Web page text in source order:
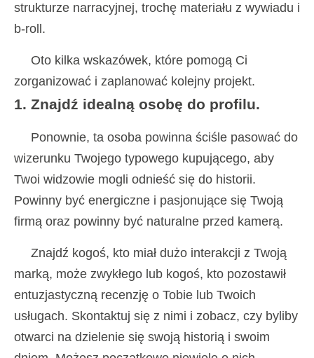
strukturze narracyjnej, trochę materiału z wywiadu i
b-roll.
Oto kilka wskazówek, które pomogą Ci
zorganizować i zaplanować kolejny projekt.
1. Znajdź idealną osobę do profilu.
Ponownie, ta osoba powinna ściśle pasować do
wizerunku Twojego typowego kupującego, aby
Twoi widzowie mogli odnieść się do historii.
Powinny być energiczne i pasjonujące się Twoją
firmą oraz powinny być naturalne przed kamerą.
Znajdź kogoś, kto miał dużo interakcji z Twoją
marką, może zwykłego lub kogoś, kto pozostawił
entuzjastyczną recenzję o Tobie lub Twoich
usługach. Skontaktuj się z nimi i zobacz, czy byliby
otwarci na dzielenie się swoją historią i swoim